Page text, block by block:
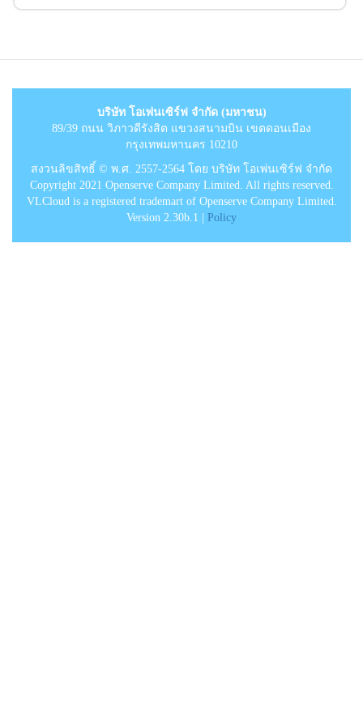
บริษัท โอเพ่นเซิร์ฟ จำกัด (มหาชน)
89/39 ถนน วิภาวดีรังสิต แขวงสนามบิน เขตดอนเมือง
กรุงเทพมหานคร 10210
สงวนลิขสิทธิ์ © พ.ศ. 2557-2564 โดย บริษัท โอเพ่นเซิร์ฟ จำกัด
Copyright 2021 Openserve Company Limited. All rights reserved.
VLCloud is a registered trademart of Openserve Company Limited.
Version 2.30b.1 |
Policy